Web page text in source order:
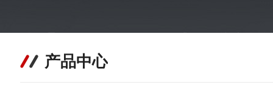
产品中心